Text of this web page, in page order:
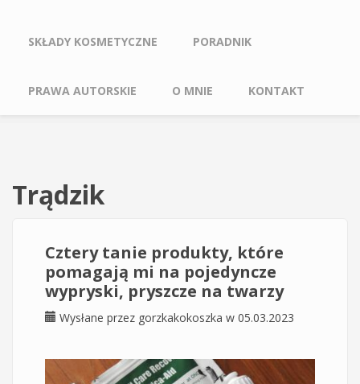
SKŁADY KOSMETYCZNE PORADNIK
PRAWA AUTORSKIE O MNIE KONTAKT
Trądzik
Cztery tanie produkty, które
pomagają mi na pojedyncze
wypryski, pryszcze na twarzy
Wysłane przez gorzkakokoszka w 05.03.2023